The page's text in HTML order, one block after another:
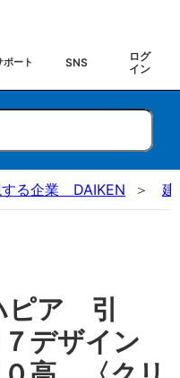
ポート SNS
ログ
イン
する企業 DAIKEN 建
ピア 引
デザイン